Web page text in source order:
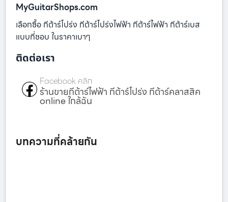
MyGuitarShops.com
เลือกซื้อ กีต้าร์โปร่ง กีต้าร์โปร่งไฟฟ้า กีต้าร์ไฟฟ้า กีต้าร์เบส
แบบที่ชอบ ในราคาเบาๆ
ติดต่อเรา
Facebook คลิก
ร้านขายกีต้าร์ไฟฟ้า กีต้าร์โปร่ง กีต้าร์คลาสสิค
online ใกล้ฉัน
บทความที่คล้ายกัน